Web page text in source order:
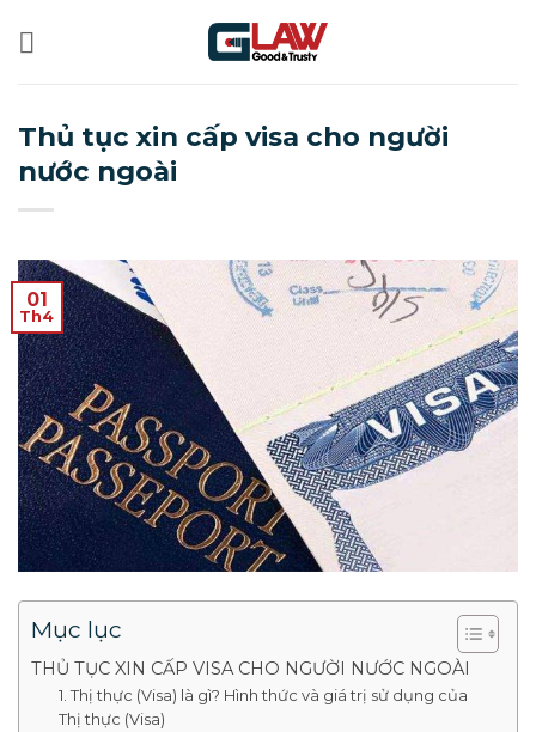
Thủ tục xin cấp visa cho người
nước ngoài
01
Th4
Mục lục
THỦ TỤC XIN CẤP VISA CHO NGƯỜI NƯỚC NGOÀI
1. Thị thực (Visa) là gì? Hình thức và giá trị sử dụng của
Thị thực (Visa)